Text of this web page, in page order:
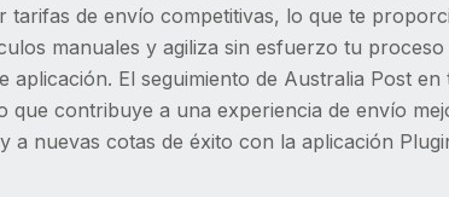
tarifas de envío competitivas, lo que te
manuales y agiliza sin esfuerzo tu
aplicación. El seguimiento de Australia Post
que contribuye a una experiencia de envío
a nuevas cotas de éxito con la aplicación